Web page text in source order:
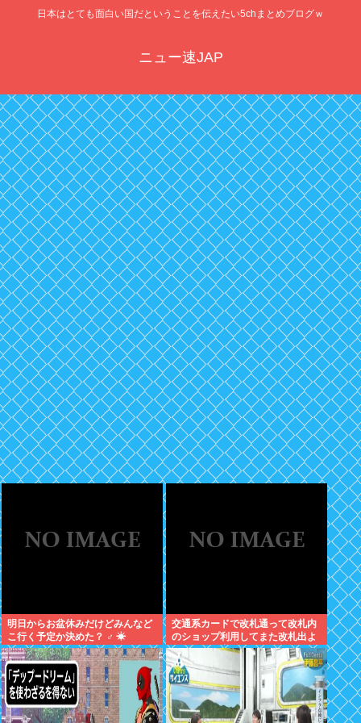
日本はとても面白い国だということを伝えたい5chまとめブログｗ
ニュー速JAP
明日からお盆休みだけどみんなど
こ行く予定か決めた？ ‍♂ ☀
交通系カードで改札通って改札内
のショップ利用してまた改札出よ
うとしたら出られなくてワロタ